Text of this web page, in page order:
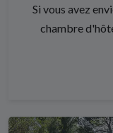
Si vous avez
chambre